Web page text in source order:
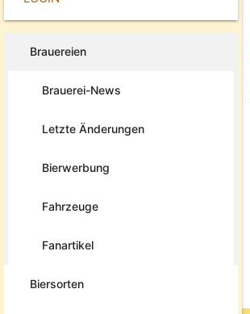
Brauereien
Brauerei-News
Letzte Änderungen
Bierwerbung
Fahrzeuge
Fanartikel
Biersorten